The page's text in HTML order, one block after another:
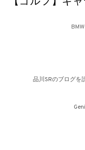
品川SRのブログを